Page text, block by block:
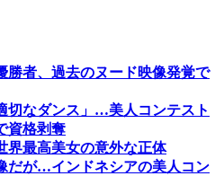
勝者、過去のヌード映像発覚で
切なダンス」…美人コンテスト
資格剥奪
界最高美女の意外な正体
だが…インドネシアの美人コン